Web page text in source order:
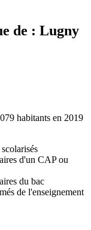
de : Lugny
habitants en 2019
d'un CAP ou
du bac
de l'enseignement